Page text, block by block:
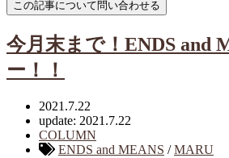
今月末まで！ENDS and
ー！！
2021.7.22
update: 2021.7.22
COLUMN
ENDS and MEANS /MARU